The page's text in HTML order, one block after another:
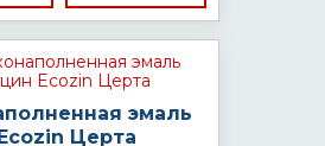
эмаль
Церта